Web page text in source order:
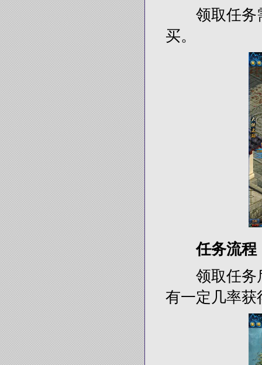
领取任务需
买。
任务流程
领取任务后
有一定几率获